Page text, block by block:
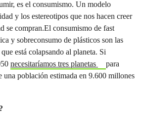
es el consumismo. Un modelo
y los estereotipos que nos hacen creer
se compran.El consumismo de fast
y sobreconsumo de plásticos son las
está colapsando al planeta. Si
necesitaríamos tres planetas
para
una población estimada en 9.600 millones